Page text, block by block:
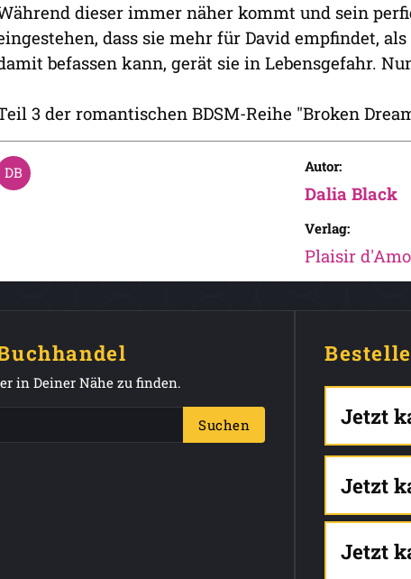
dieser immer näher kommt und sein
dass sie mehr für David empfindet,
befassen kann, gerät sie in Lebensgefahr.
3 der romantischen BDSM-Reihe "Broken
Autor:
Dalia Black
Verlag:
Plaisir
in Deiner Nähe zu finden.
Suchen Jetzt
Jetzt
Jetzt